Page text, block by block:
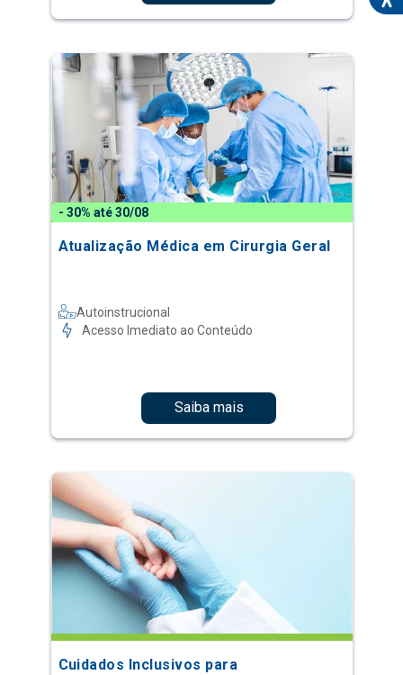
- 30% até 30/08
Atualização Médica em Cirurgia Geral
Autoinstrucional
Acesso Imediato ao Conteúdo
Saiba mais
Cuidados Inclusivos para